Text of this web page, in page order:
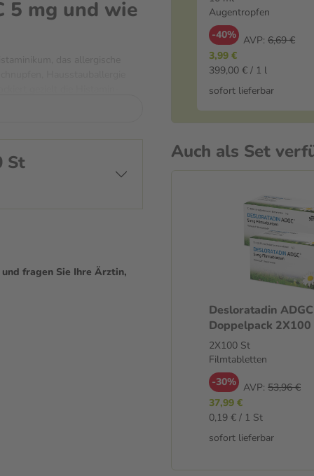
5 mg und wie
laufende Nase, tränende
solltest du deinen Arzt
Desloratadin ADGC kann mit
Sehr selten treten
Schlaflosigkeit,
wurden berichtet. Sollten
fragen Sie Ihre Ärztin,
Augentropfen
-40% AVP: 6,69 €
3,99 €
399,00 € / 1 l
sofort lieferbar
Auch als Set
Desloratadin ADGC
Doppelpack 2X100
Filmtabletten
2X100 St
Filmtabletten
-30% AVP: 53,96 €
37,99 €
0,19 € / 1 St
sofort lieferbar